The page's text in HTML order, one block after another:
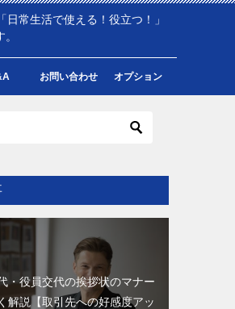
常生活で使える！役立つ！」
お問い合わせ オプション
・役員交代の挨拶状のマナー
解説【取引先への好感度アッ